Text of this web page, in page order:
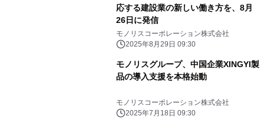
応する建設業の新しい働き方を、8月
26日に発信
モノリスコーポレーション株式会社
2025年8月29日 09:30
モノリスグループ、中国企業XINGYI製
品の導入支援を本格始動
モノリスコーポレーション株式会社
2025年7月18日 09:30